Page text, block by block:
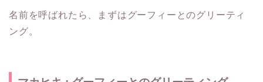
名前を呼ばれたら、まずはグーフィーとのグリーティ
ング。